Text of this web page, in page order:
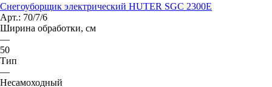
Снегоуборщик электрический HUTER SGC 2300E
Арт.: 70/7/6
Ширина обработки, см
—
50
Тип
—
Несамоходный